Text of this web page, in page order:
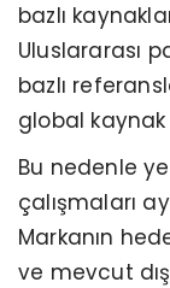
bazlı
Uluslararası
bazlı
global
Bu nedenle
çalışmaları
Markanın
ve mevcut